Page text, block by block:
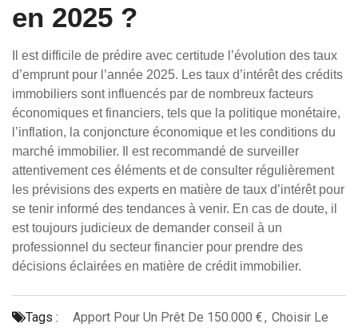
en 2025 ?
Il est difficile de prédire avec certitude l’évolution des taux
d’emprunt pour l’année 2025. Les taux d’intérêt des crédits
immobiliers sont influencés par de nombreux facteurs
économiques et financiers, tels que la politique monétaire,
l’inflation, la conjoncture économique et les conditions du
marché immobilier. Il est recommandé de surveiller
attentivement ces éléments et de consulter régulièrement
les prévisions des experts en matière de taux d’intérêt pour
se tenir informé des tendances à venir. En cas de doute, il
est toujours judicieux de demander conseil à un
professionnel du secteur financier pour prendre des
décisions éclairées en matière de crédit immobilier.
Tags : Apport Pour Un Prêt De 150.000 €, Choisir Le